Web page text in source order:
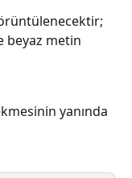
beyaz metin
yanında